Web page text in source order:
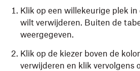
Klik op een willekeurige plek
wilt verwijderen. Buiten de
weergegeven.
Klik op de kiezer boven de
verwijderen en klik vervolgens